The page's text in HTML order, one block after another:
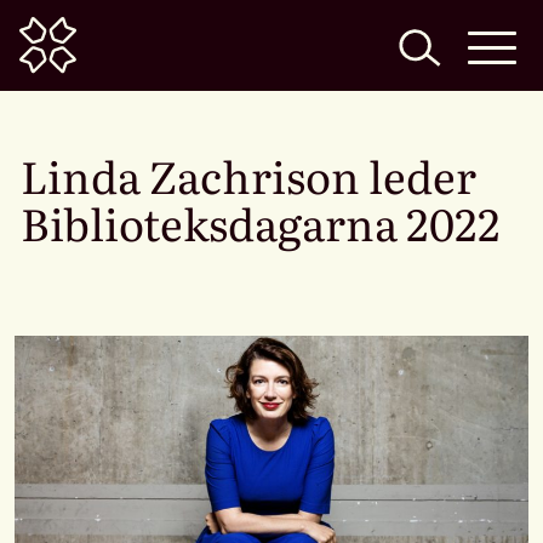
Home
Linda Zachrison leder
Biblioteksdagarna 2022